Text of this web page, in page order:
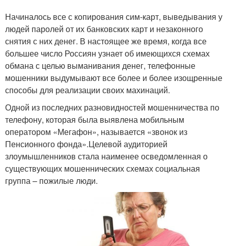
Начиналось все с копирования сим-карт, выведывания у
людей паролей от их банковских карт и незаконного
снятия с них денег. В настоящее же время, когда все
большее число Россиян узнает об имеющихся схемах
обмана с целью выманивания денег, телефонные
мошенники выдумывают все более и более изощренные
способы для реализации своих махинаций.
Одной из последних разновидностей мошенничества по
телефону, которая была выявлена мобильным
оператором «Мегафон», называется «звонок из
Пенсионного фонда».Целевой аудиторией
злоумышленников стала наименее осведомленная о
существующих мошеннических схемах социальная
группа – пожилые люди.